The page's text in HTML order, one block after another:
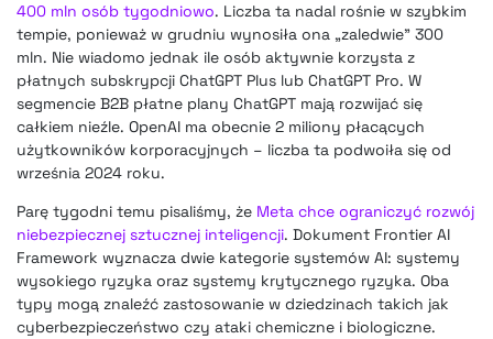
400 mln osób tygodniowo. Liczba ta nadal rośnie w szybkim
tempie, ponieważ w grudniu wynosiła ona „zaledwie” 300
mln. Nie wiadomo jednak ile osób aktywnie korzysta z
płatnych subskrypcji ChatGPT Plus lub ChatGPT Pro. W
segmencie B2B płatne plany ChatGPT mają rozwijać się
całkiem nieźle. OpenAI ma obecnie 2 miliony płacących
użytkowników korporacyjnych – liczba ta podwoiła się od
września 2024 roku.
Parę tygodni temu pisaliśmy, że Meta chce ograniczyć rozwój
niebezpiecznej sztucznej inteligencji. Dokument Frontier AI
Framework wyznacza dwie kategorie systemów AI: systemy
wysokiego ryzyka oraz systemy krytycznego ryzyka. Oba
typy mogą znaleźć zastosowanie w dziedzinach takich jak
cyberbezpieczeństwo czy ataki chemiczne i biologiczne.